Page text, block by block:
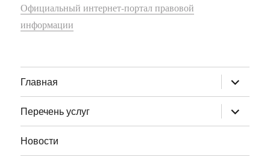
Официальный интернет-портал правовой
информации
Главная раскрыть
дочернее
меню
Перечень услуг
раскрыть
дочернее
меню
Новости